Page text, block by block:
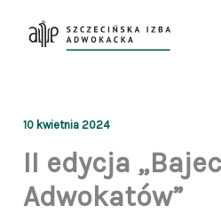
10 kwietnia 2024
II edycja
Adwokatów”